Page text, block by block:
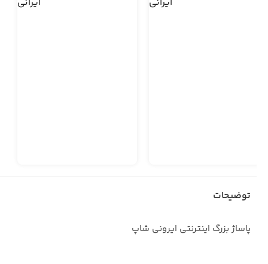
توضیحات
پاساژ بزرگ اینترنتی ایرونی شاپ